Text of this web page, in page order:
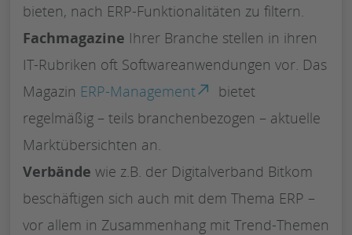
bieten, nach ERP-Funktionalitäten zu filtern.
Fachmagazine Ihrer Branche stellen in ihren
IT-Rubriken oft Softwareanwendungen vor. Das
Magazin ERP-Management
bietet
regelmäßig – teils branchenbezogen – aktuelle
Marktübersichten an.
Verbände wie z.B. der Digitalverband Bitkom
beschäftigen sich auch mit dem Thema ERP –
vor allem in Zusammenhang mit Trend-Themen